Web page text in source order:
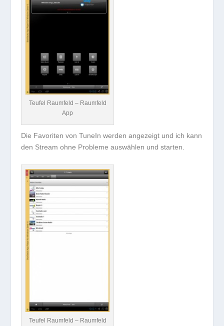
Teufel Raumfeld – Raumfeld
App
Die Favoriten von TuneIn werden angezeigt und ich kann
den Stream ohne Probleme auswählen und starten.
Teufel Raumfeld – Raumfeld